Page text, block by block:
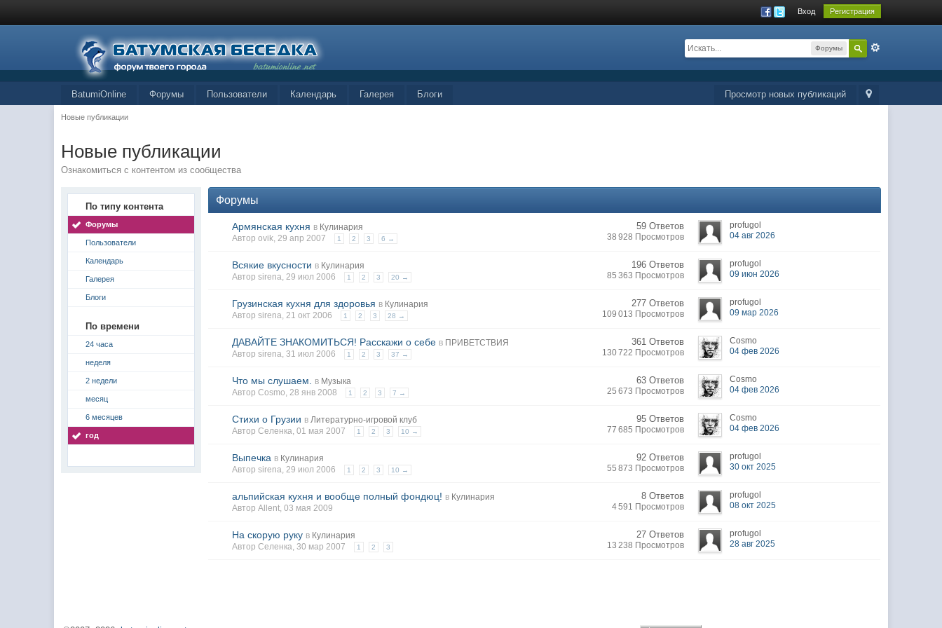
Вход Регистрация
Форумы
Просмотр новых публикаций
BatumiOnline Форумы Пользователи Календарь Галерея Блоги
Новые публикации
Новые публикации
Ознакомиться с контентом из сообщества
По типу контента
Форумы
Пользователи
Календарь
Галерея
Блоги
По времени
24 часа
неделя
2 недели
месяц
6 месяцев
год
Форумы
Армянская кухня в Кулинария
Автор ovik, 29 апр 2007
1 2 3 6 →
59 Ответов
38 928 Просмотров
profugol
04 авг 2026
Всякие вкусности в Кулинария
Автор sirena, 29 июл 2006
1 2 3 20 →
196 Ответов
85 363 Просмотров
profugol
09 июн 2026
Грузинская кухня для здоровья в Кулинария
Автор sirena, 21 окт 2006
1 2 3 28 →
277 Ответов
109 013 Просмотров
profugol
09 мар 2026
ДАВАЙТЕ ЗНАКОМИТЬСЯ! Расскажи о себе в ПРИВЕТСТВИЯ
Автор sirena, 31 июл 2006
1 2 3 37 →
361 Ответов
130 722 Просмотров
Cosmo
04 фев 2026
Что мы слушаем. в Музыка
Автор Cosmo, 28 янв 2008
1 2 3 7 →
63 Ответов
25 673 Просмотров
Cosmo
04 фев 2026
Стихи о Грузии в Литературно-игровой клуб
Автор Селенка, 01 мая 2007
1 2 3 10 →
95 Ответов
77 685 Просмотров
Cosmo
04 фев 2026
Выпечка в Кулинария
Автор sirena, 29 июл 2006
1 2 3 10 →
92 Ответов
55 873 Просмотров
profugol
30 окт 2025
альпийская кухня и вообще полный фондюц! в Кулинария
Автор Allent, 03 мая 2009
8 Ответов
4 591 Просмотров
profugol
08 окт 2025
На скорую руку в Кулинария
Автор Селенка, 30 мар 2007
1 2 3
27 Ответов
13 238 Просмотров
profugol
28 авг 2025